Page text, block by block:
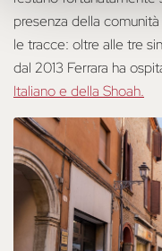
presenza della
le tracce: oltre alle tre
dal 2013 Ferrara ha
Italiano e della Shoah.